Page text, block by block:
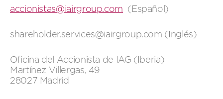
accionistas@iairgroup.com (Español)
shareholder.services@iairgroup.com (Inglés)
Oficina del Accionista de IAG (Iberia)
Martínez Villergas, 49
28027 Madrid